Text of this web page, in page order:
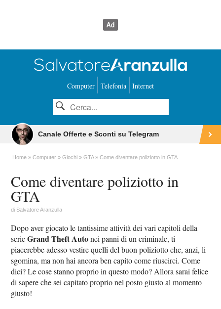
Computer Telefonia Internet
Canale Offerte e Sconti su Telegram
Home Computer Giochi GTA Come diventare poliziotto in GTA
Come diventare poliziotto in
GTA
diSalvatore Aranzulla
Dopo aver giocato le tantissime attività dei vari capitoli della
serieGrand Theft Autonei panni di un criminale, ti
piacerebbe adesso vestire quelli del buon poliziotto che, anzi, li
sgomina, ma non hai ancora ben capito come riuscirci. Come
dici? Le cose stanno proprio in questo modo? Allora sarai felice
di sapere che sei capitato proprio nel posto giusto al momento
giusto!